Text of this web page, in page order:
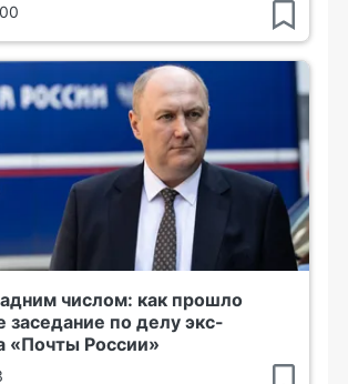
числом: как прошло
заседание по делу экс-
«Почты России»